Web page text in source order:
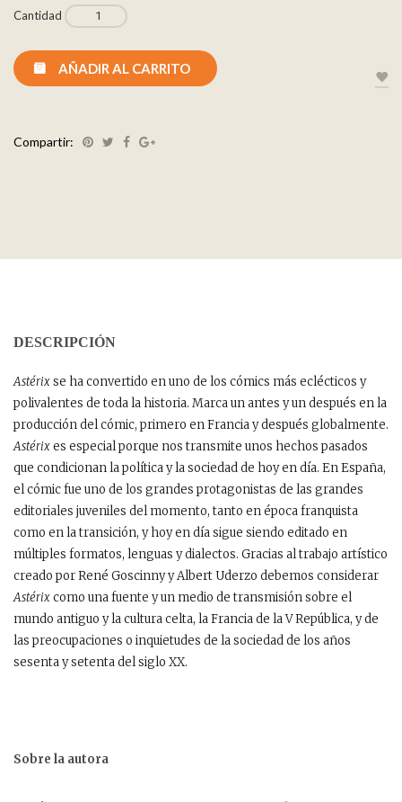
Cantidad
AÑADIR AL CARRITO
Compartir:
DESCRIPCIÓN
Astérixse ha convertido en uno de los cómics más eclécticos y
polivalentes de toda la historia. Marca un antes y un después en la
producción del cómic, primero en Francia y después globalmente.
Astérixes especial porque nos transmite unos hechos pasados ​​
que condicionan la política y la sociedad de hoy en día. En España,
el cómic fue uno de los grandes protagonistas de las grandes
editoriales juveniles del momento, tanto en época franquista
como en la transición, y hoy en día sigue siendo editado en
múltiples formatos, lenguas y dialectos. Gracias al trabajo artístico
creado por René Goscinny y Albert Uderzo debemos considerar
Astérixcomo una fuente y un medio de transmisión sobre el
mundo antiguo y la cultura celta, la Francia de la V República, y de
las preocupaciones o inquietudes de la sociedad de los años
sesenta y setenta del siglo XX.
Sobre la autora